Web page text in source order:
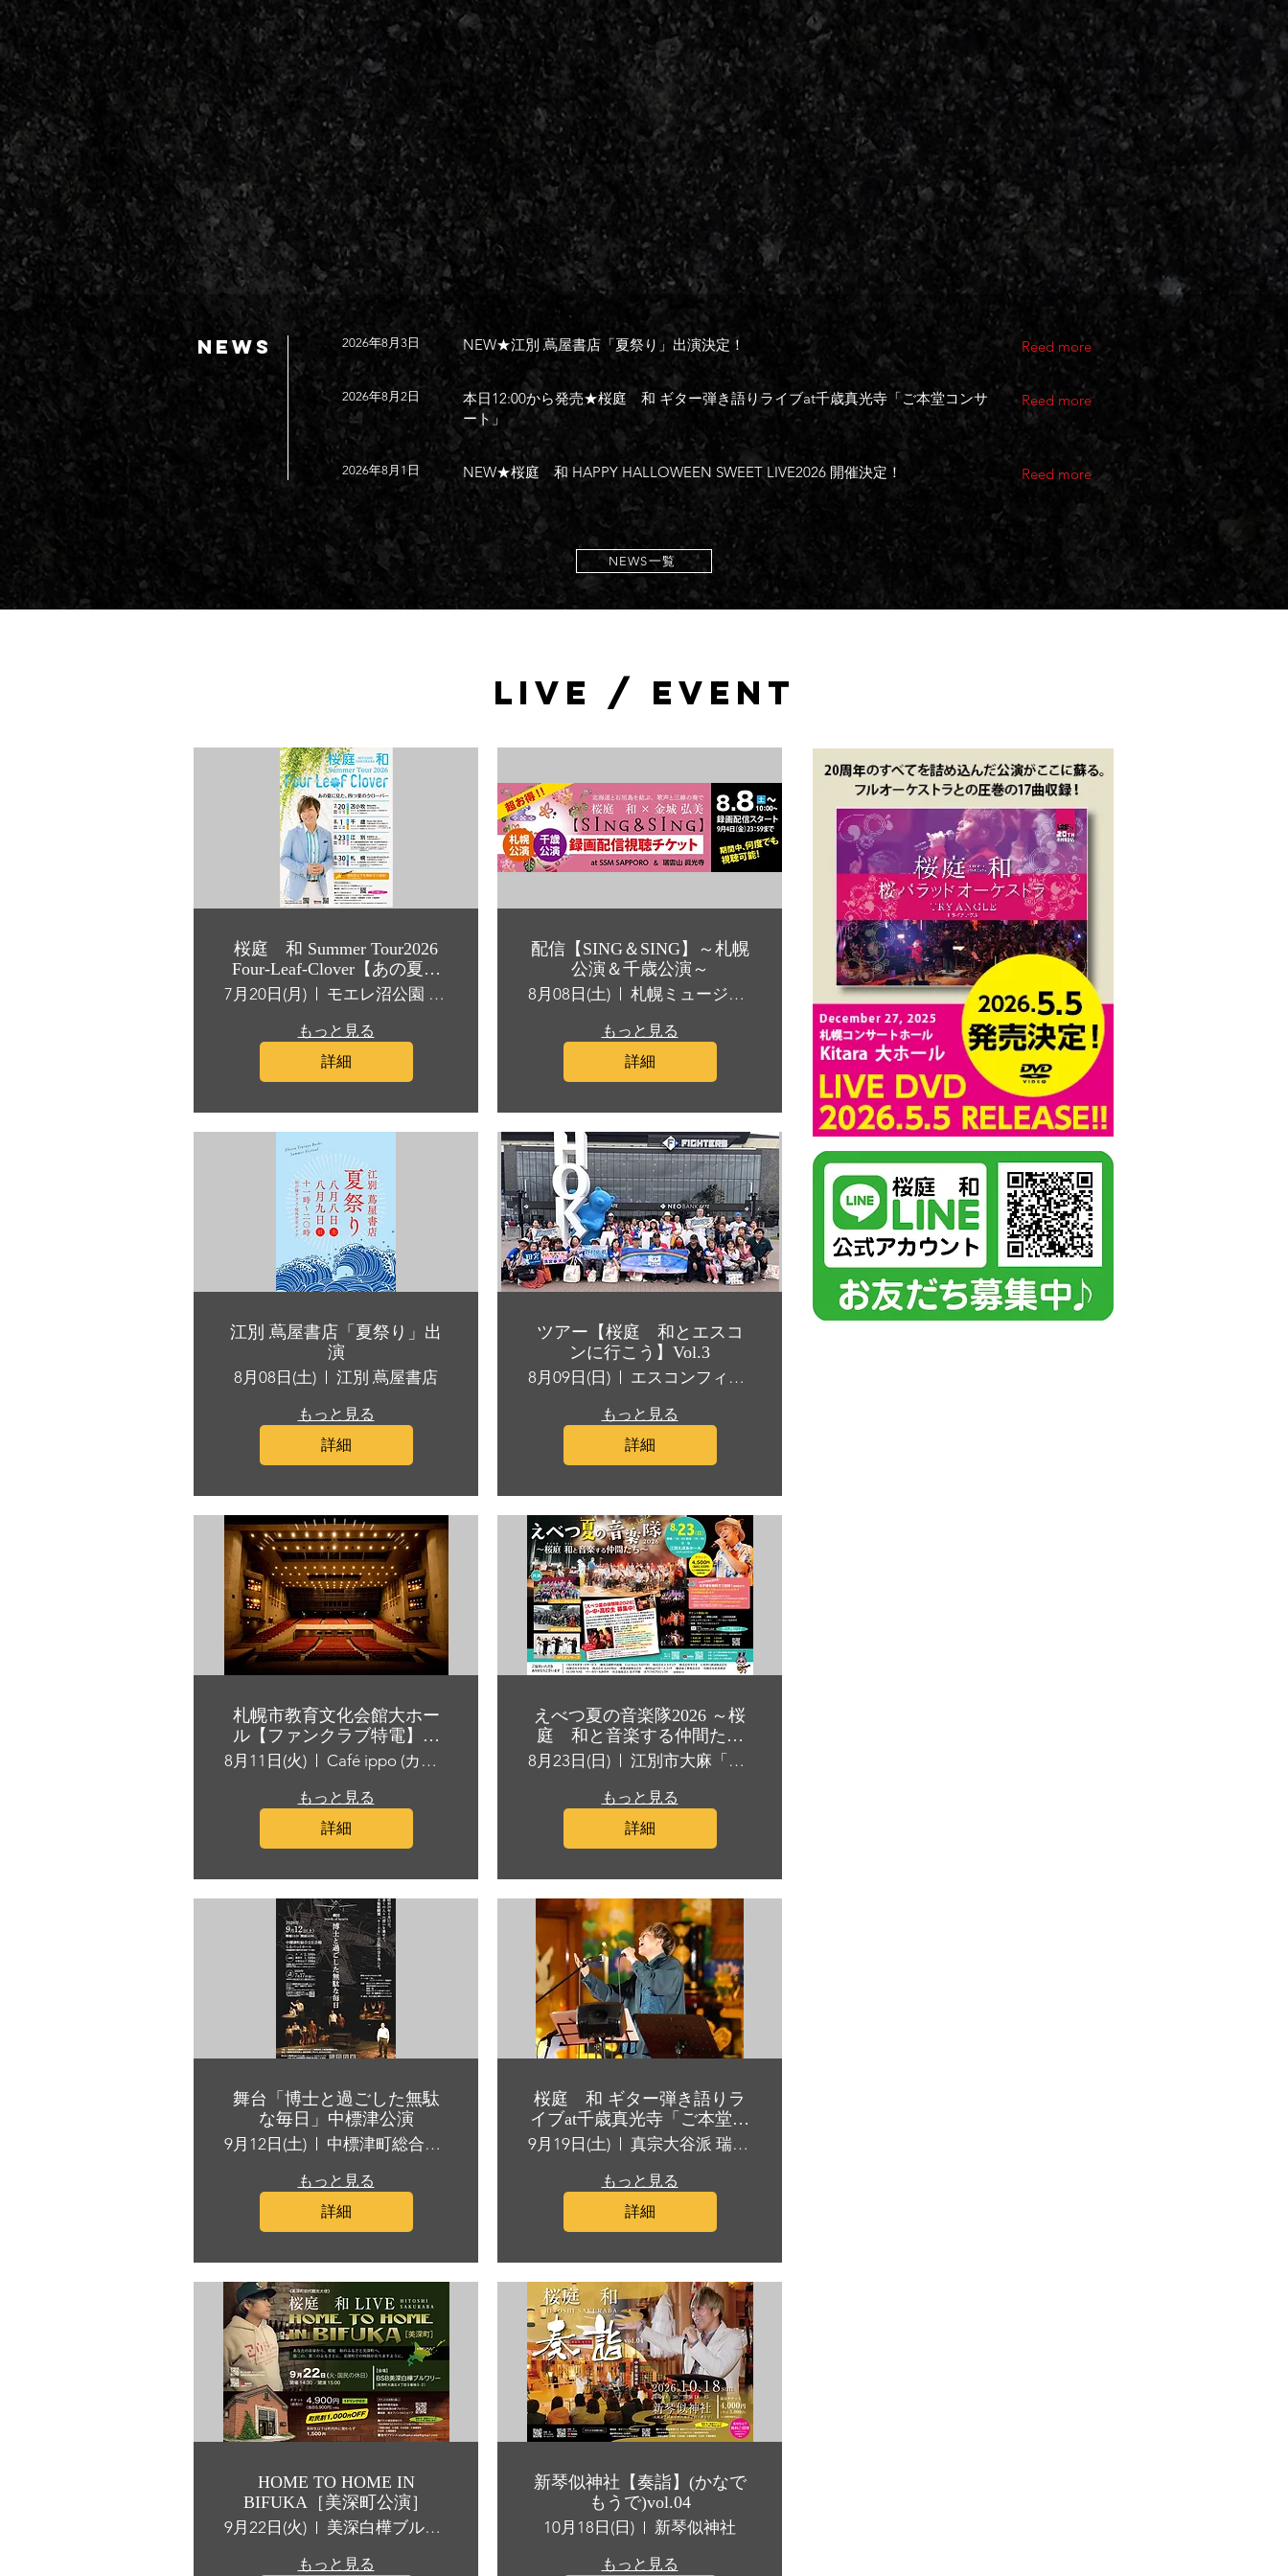
NEWS 2026年8月3日 NEW★江別 蔦屋書店「夏祭り」出演決定！ Reed more
2026年8月2日
本日12:00から発売★桜庭 和 ギター弾き語りライブat千歳真光寺「ご本堂コンサ
ート」
Reed more
2026年8月1日 NEW★桜庭 和 HAPPY HALLOWEEN SWEET LIVE2026 開催決定！ Reed more
NEWS一覧
LIVE / EVENT
桜庭 和 Summer Tour2026
Four-Leaf-Clover【あの夏に
見た、四つ葉のクローバ
7月20日(月) モエレ沼公園 ガラスのピラミッド 他
もっと見る
詳細
配信【SING＆SING】～札幌
公演＆千歳公演～
8月08日(土)
札幌ミュージック＆ダンス・放送専門学校()／千歳 瑞雲山 眞光寺
もっと見る
詳細
江別 蔦屋書店「夏祭り」出
演
8月08日(土)
江別 蔦屋書店
もっと見る
詳細
ツアー【桜庭 和とエスコ
ンに行こう】Vol.3
8月09日(日)
エスコンフィールドHOKKAIDO
もっと見る
詳細
札幌市教育文化会館大ホー
ル【ファンクラブ特電】第
二弾
8月11日(火) Café ippo (カフェイッポ)
もっと見る
詳細
えべつ夏の音楽隊2026 ～桜
庭 和と音楽する仲間たち
～
8月23日(日) 江別市大麻「えぽあホール」
もっと見る
詳細
舞台「博士と過ごした無駄
な毎日」中標津公演
9月12日(土)
中標津町総合文化会館 しるべっと
もっと見る
詳細
桜庭 和 ギター弾き語りラ
イブat千歳真光寺「ご本堂コ
ンサート」
9月19日(土) 真宗大谷派 瑞雲山眞光寺
もっと見る
詳細
HOME TO HOME IN
BIFUKA［美深町公演］
9月22日(火)
美深白樺ブルワリー BSB
もっと見る
新琴似神社【奏詣】(かなで
もうで)vol.04
10月18日(日)
新琴似神社
もっと見る